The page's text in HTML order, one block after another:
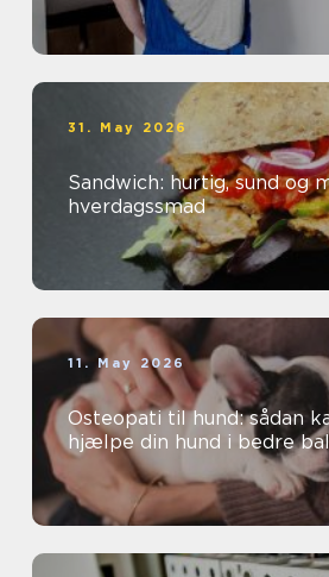
31. May 2026
Sandwich: hurtig, sund og
hverdagssmad
11. May 2026
Osteopati til hund: sådan
hjælpe din hund i bedre